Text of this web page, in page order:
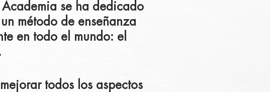
se ha dedicado
método de enseñanza
en todo el mundo: el
todos los aspectos